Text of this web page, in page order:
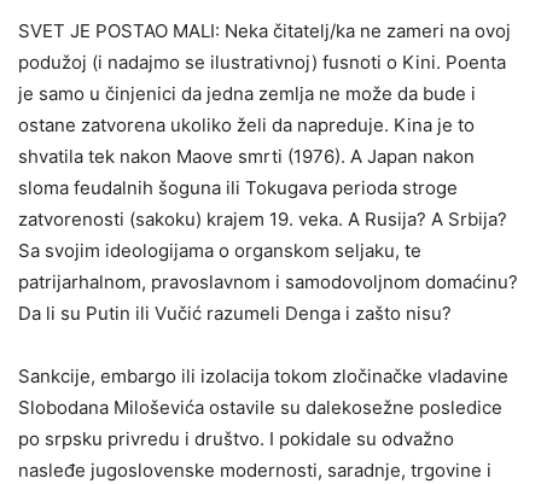
SVET JE POSTAO MALI: Neka čitatelj/ka ne zameri na ovoj
podužoj (i nadajmo se ilustrativnoj) fusnoti o Kini. Poenta
je samo u činjenici da jedna zemlja ne može da bude i
ostane zatvorena ukoliko želi da napreduje. Kina je to
shvatila tek nakon Maove smrti (1976). A Japan nakon
sloma feudalnih šoguna ili Tokugava perioda stroge
zatvorenosti (sakoku) krajem 19. veka. A Rusija? A Srbija?
Sa svojim ideologijama o organskom seljaku, te
patrijarhalnom, pravoslavnom i samodovoljnom domaćinu?
Da li su Putin ili Vučić razumeli Denga i zašto nisu?
Sankcije, embargo ili izolacija tokom zločinačke vladavine
Slobodana Miloševića ostavile su dalekosežne posledice
po srpsku privredu i društvo. I pokidale su odvažno
nasleđe jugoslovenske modernosti, saradnje, trgovine i